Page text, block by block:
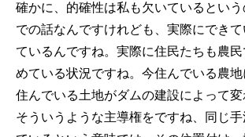
確かに、的確性は私も欠いているとい
での話なんですけれども、実際にでき
ているんですね。実際に住民たちも農
めている状況ですね。今住んでいる農
住んでいる土地がダムの建設によって変
そういうような主導権をですね、同じ